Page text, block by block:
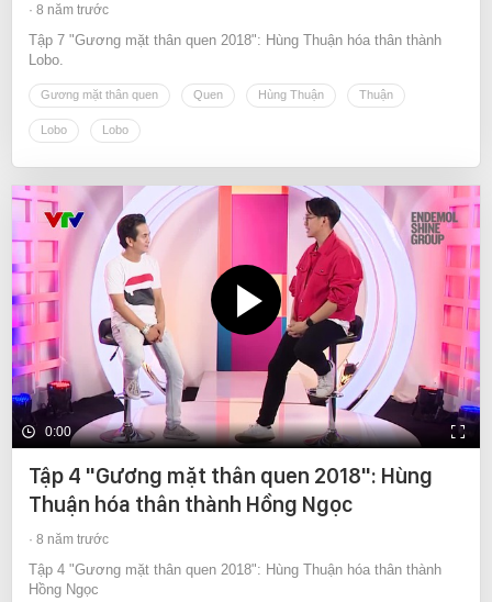
8 năm trước
Tập 7 "Gương mặt thân quen 2018": Hùng Thuận hóa thân thành
Lobo.
Gương mặt thân quen Quen Hùng Thuận Thuận
Lobo Lobo
0:00
Tập 4 "Gương mặt thân quen 2018": Hùng
Thuận hóa thân thành Hồng Ngọc
8 năm trước
Tập 4 "Gương mặt thân quen 2018": Hùng Thuận hóa thân thành
Hồng Ngọc